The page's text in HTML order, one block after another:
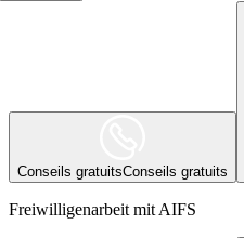
Conseils gratuitsConseils gratuits
Freiwilligenarbeit mit AIFS